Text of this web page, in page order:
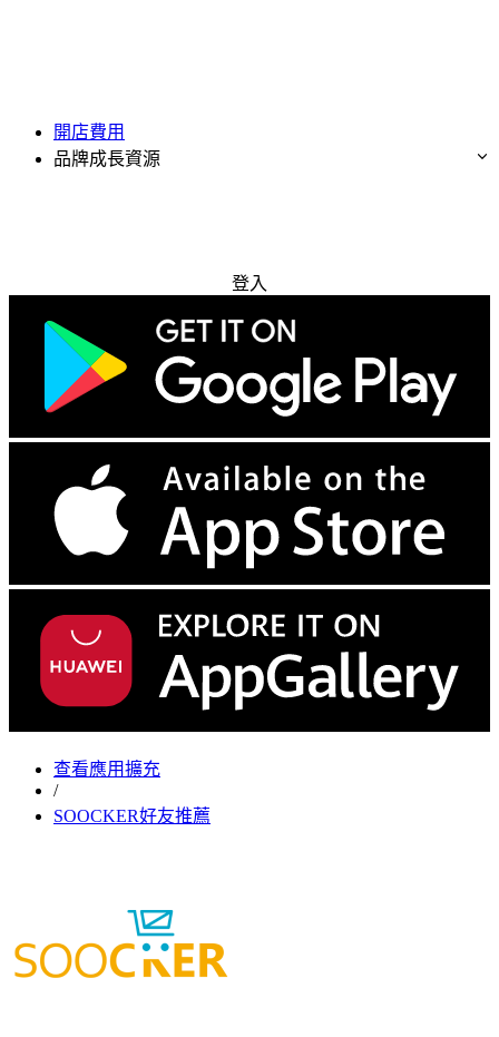
開店費用
品牌成長資源
登入
查看應用擴充
/
SOOCKER好友推薦